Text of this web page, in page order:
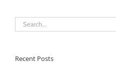
Search
for:
Recent Posts